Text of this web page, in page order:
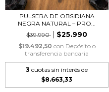
PULSERA DE OBSIDIANA
NEGRA NATURAL – PRO...
$39.990
$25.990
$19.492,50 con Depósito o
transferencia bancaria
3 cuotas sin interés de
$8.663,33